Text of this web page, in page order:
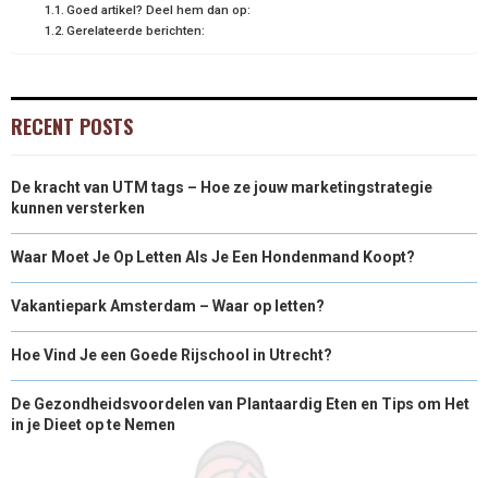
Goed artikel? Deel hem dan op:
Gerelateerde berichten:
RECENT POSTS
De kracht van UTM tags – Hoe ze jouw marketingstrategie
kunnen versterken
Waar Moet Je Op Letten Als Je Een Hondenmand Koopt?
Vakantiepark Amsterdam – Waar op letten?
Hoe Vind Je een Goede Rijschool in Utrecht?
De Gezondheidsvoordelen van Plantaardig Eten en Tips om Het
in je Dieet op te Nemen